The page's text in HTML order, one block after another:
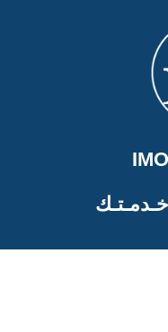
خـدمـتـك